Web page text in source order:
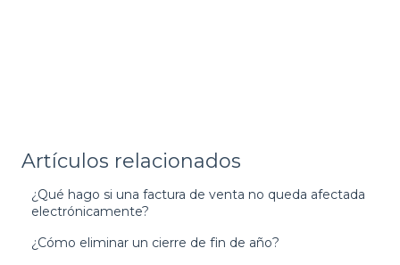
Artículos relacionados
¿Qué hago si una factura de venta no queda afectada
electrónicamente?
¿Cómo eliminar un cierre de fin de año?